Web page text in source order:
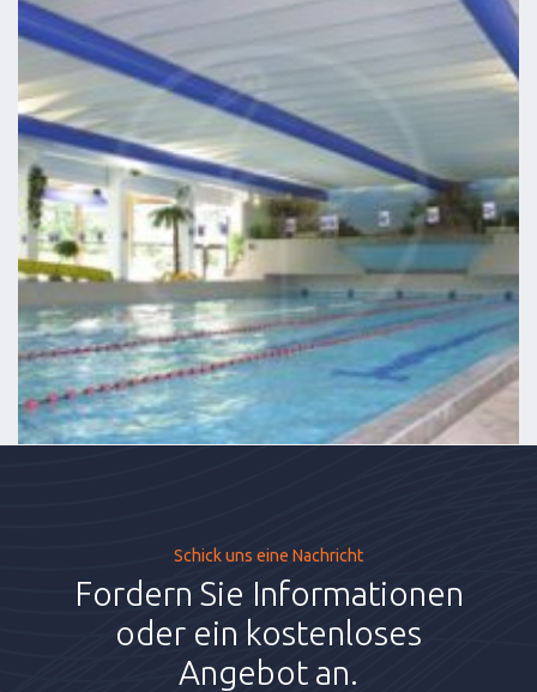
Schick uns eine Nachricht
Fordern Sie Informationen
oder ein kostenloses
Angebot an.